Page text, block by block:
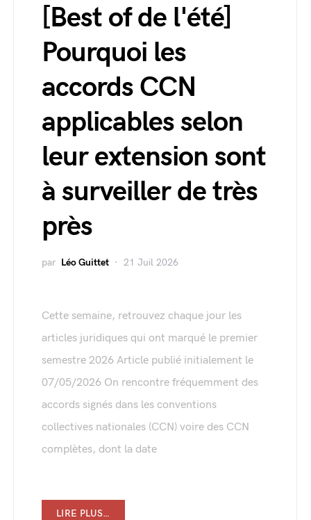
[Best of de l'été]
Pourquoi les
accords CCN
applicables selon
leur extension sont
à surveiller de très
près
par Léo Guittet 21 Juil 2026
Cette semaine, retrouvez chaque jour les
articles juridiques qui ont marqué le premier
semestre 2026 Article publié initialement le
07/05/2026 On rencontre fréquemment des
accords signés dans les conventions
collectives nationales (CCN) voire des CCN
complètes, dont la date
LIRE PLUS…